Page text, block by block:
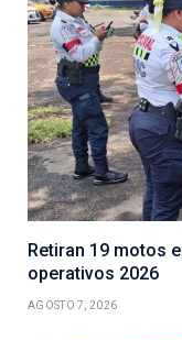
Retiran 19 motos
operativos 2026
AGOSTO 7, 2026